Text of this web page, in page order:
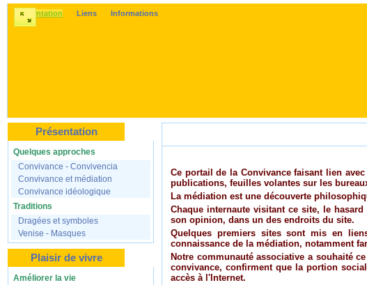
Présentation
Quelques approches
Convivance - Convivencia
Convivance et médiation
Convivance idéologique
Traditions
Dragées et symboles
Venise - Masques
Plaisir de vivre
Améliorer la vie
Ce portail de la Convivance faisant lien
publications, feuilles volantes sur les
La médiation est une découverte
Chaque internaute visitant ce site, le
son opinion, dans un des endroits du site.
Quelques premiers sites sont mis en
connaissance de la médiation, notamment
Notre communauté associative a souhaité
convivance, confirment que la portion
accès à l'Internet.